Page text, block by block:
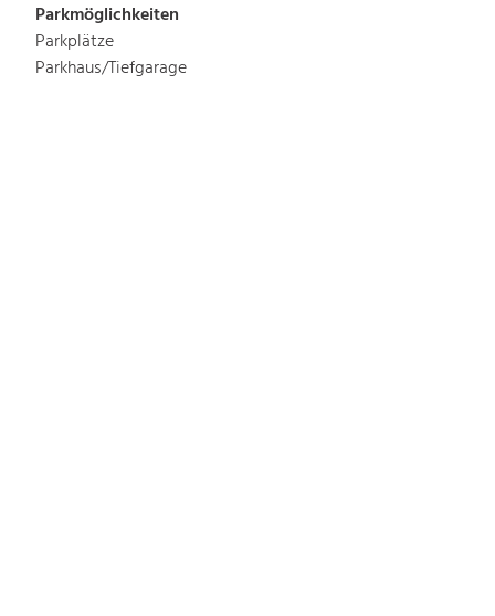
Parkmöglichkeiten
Parkplätze
Parkhaus/Tiefgarage